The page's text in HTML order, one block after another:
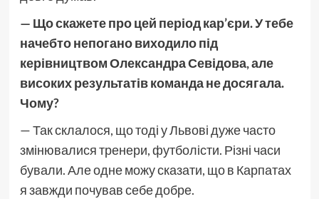
— Що скажете про цей період кар’єри. У тебе
начебто непогано виходило під
керівництвом Олександра Севідова, але
високих результатів команда не досягала.
Чому?
— Так склалося, що тоді у Львові дуже часто
змінювалися тренери, футболісти. Різні часи
бували. Але одне можу сказати, що в Карпатах
я завжди почував себе добре.